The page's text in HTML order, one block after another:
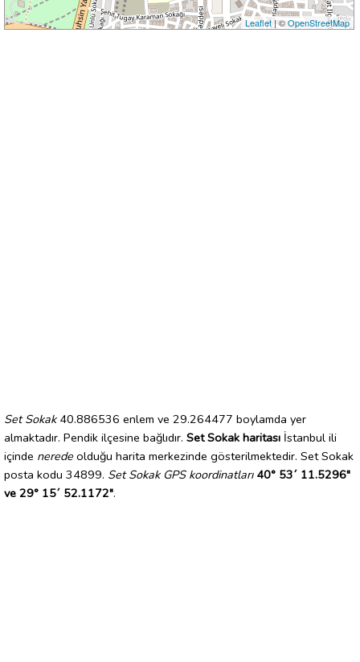
Leaflet| ©OpenStreetMap
Set Sokak40.886536 enlem ve 29.264477 boylamda yer
almaktadır. Pendik ilçesine bağlıdır. Set Sokak haritası İstanbul ili
içinde nerede olduğu harita merkezinde gösterilmektedir. Set Sokak
posta kodu 34899. Set Sokak GPS koordinatları 40° 53´ 11.5296"
ve 29° 15´ 52.1172".